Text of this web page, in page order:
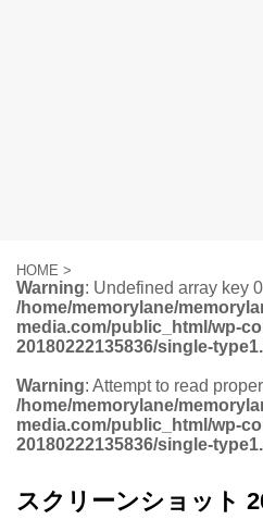
HOME >
Warning: Undefined array key
/home/memorylane/
media.com/public_html/wp-
20180222135836/single-
Warning: Attempt to read
/home/memorylane/
media.com/public_html/wp-
20180222135836/single-
スクリーンショット